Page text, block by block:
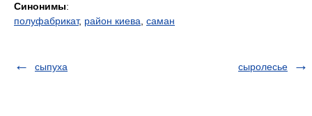
Синонимы:
полуфабрикат, район киева саман
сыпуха сыролесье